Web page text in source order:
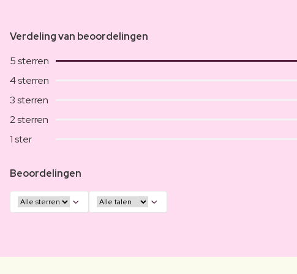
Verdeling van beoordelingen
5 sterren
4 sterren
3 sterren
2 sterren
1 ster
Beoordelingen